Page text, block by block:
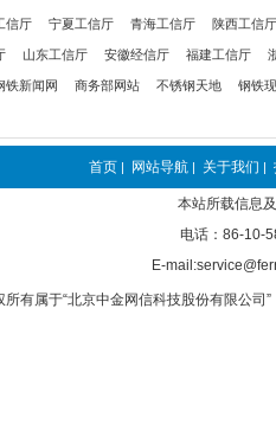
信厅 宁夏工信厅 青海工信厅 陕西工信厅
山东工信厅 安徽经信厅 福建工信厅
铁新闻网 商务部网站 不锈钢天地 钢铁
首页 | 网站导航 | 关于我们 |
本站所载信息
电话：86-10-
E-
所有属于“北京中金网信科技股份有限公司